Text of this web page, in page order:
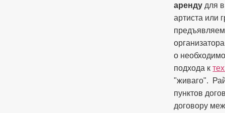
аренду для
артиста или
о
подхода к
"живаго".
пунктов
договору